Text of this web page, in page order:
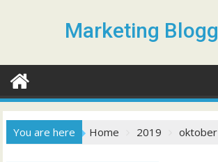
c
Marketing
You are here Home 2019 oktober